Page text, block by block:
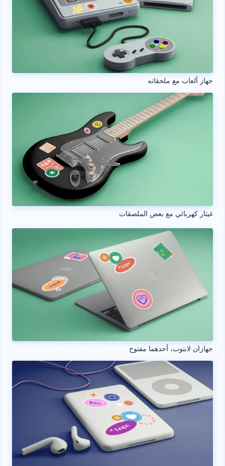
جهاز ألعاب مع ملحقاته
غيتار كهربائي مع بعض الملصقات
جهازان لابتوب، أحدهما مفتوح